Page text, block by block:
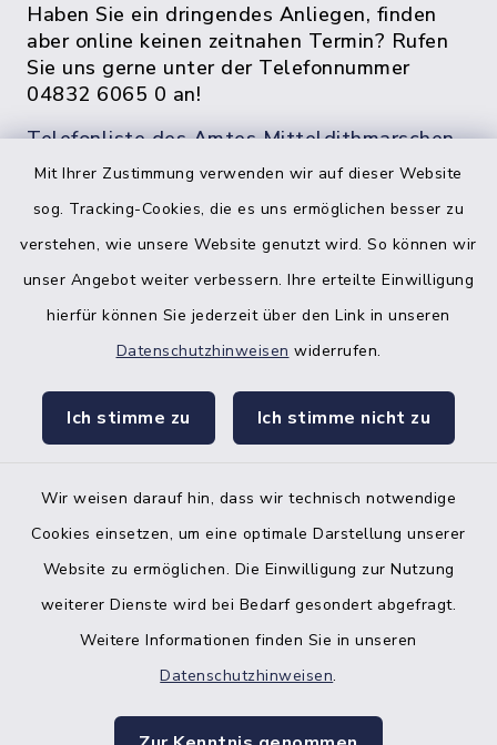
Mit Ihrer Zustimmung verwenden wir auf dieser Website
sog. Tracking-Cookies, die es uns ermöglichen besser zu
verstehen, wie unsere Website genutzt wird. So können wir
unser Angebot weiter verbessern. Ihre erteilte Einwilligung
hierfür können Sie jederzeit über den Link in unseren
Datenschutzhinweisen widerrufen.
Ich stimme zu Ich stimme nicht zu
Wir weisen darauf hin, dass wir technisch notwendige
Cookies einsetzen, um eine optimale Darstellung unserer
Website zu ermöglichen. Die Einwilligung zur Nutzung
weiterer Dienste wird bei Bedarf gesondert abgefragt.
Weitere Informationen finden Sie in unseren
Datenschutzhinweisen.
Haben Sie ein dringendes Anliegen, finden
aber online keinen zeitnahen Termin? Rufen
Sie uns gerne unter der Telefonnummer
04832 6065 0 an!
Telefonliste des Amtes Mitteldithmarschen
facebook
Bankverbindung der Amtskasse
Barrierefreiheit